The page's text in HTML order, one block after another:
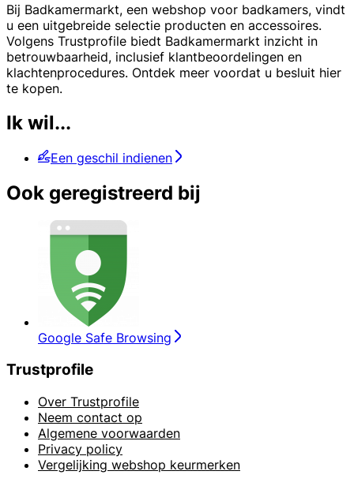
Bij Badkamermarkt, een webshop voor badkamers, vindt
u een uitgebreide selectie producten en accessoires.
Volgens Trustprofile biedt Badkamermarkt inzicht in
betrouwbaarheid, inclusief klantbeoordelingen en
klachtenprocedures. Ontdek meer voordat u besluit hier
te kopen.
Ik wil...
Een geschil indienen
Ook geregistreerd bij
Google Safe Browsing
Trustprofile
Over Trustprofile
Neem contact op
Algemene voorwaarden
Privacy policy
Vergelijking webshop keurmerken